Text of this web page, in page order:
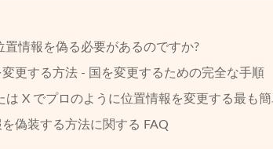
情報を偽る必要があるのですか?
更する方法 - 国を変更するための完全な手順
は X でプロのように位置情報を変更する最も
偽装する方法に関する FAQ